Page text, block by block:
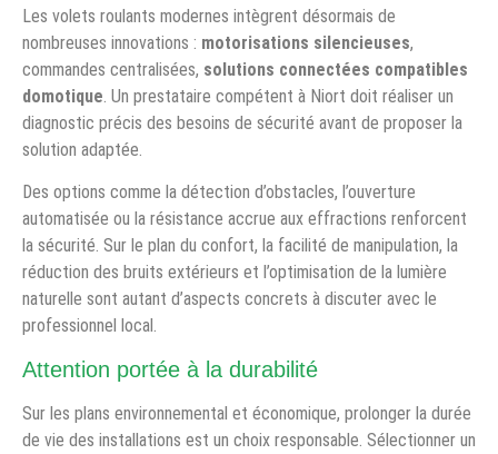
Les volets roulants modernes intègrent désormais de
nombreuses innovations : motorisations silencieuses,
commandes centralisées, solutions connectées compatibles
domotique. Un prestataire compétent à Niort doit réaliser un
diagnostic précis des besoins de sécurité avant de proposer la
solution adaptée.
Des options comme la détection d’obstacles, l’ouverture
automatisée ou la résistance accrue aux effractions renforcent
la sécurité. Sur le plan du confort, la facilité de manipulation, la
réduction des bruits extérieurs et l’optimisation de la lumière
naturelle sont autant d’aspects concrets à discuter avec le
professionnel local.
Attention portée à la durabilité
Sur les plans environnemental et économique, prolonger la durée
de vie des installations est un choix responsable. Sélectionner un